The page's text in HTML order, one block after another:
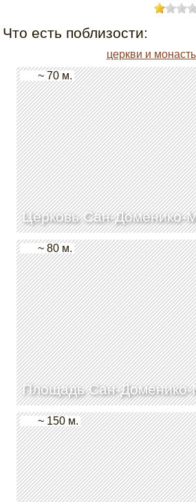
Что есть поблизости:
церкви и
Церковь Сан-Доменико-
~ 70 м.
Площадь Сан-
~ 80 м.
~ 150 м.